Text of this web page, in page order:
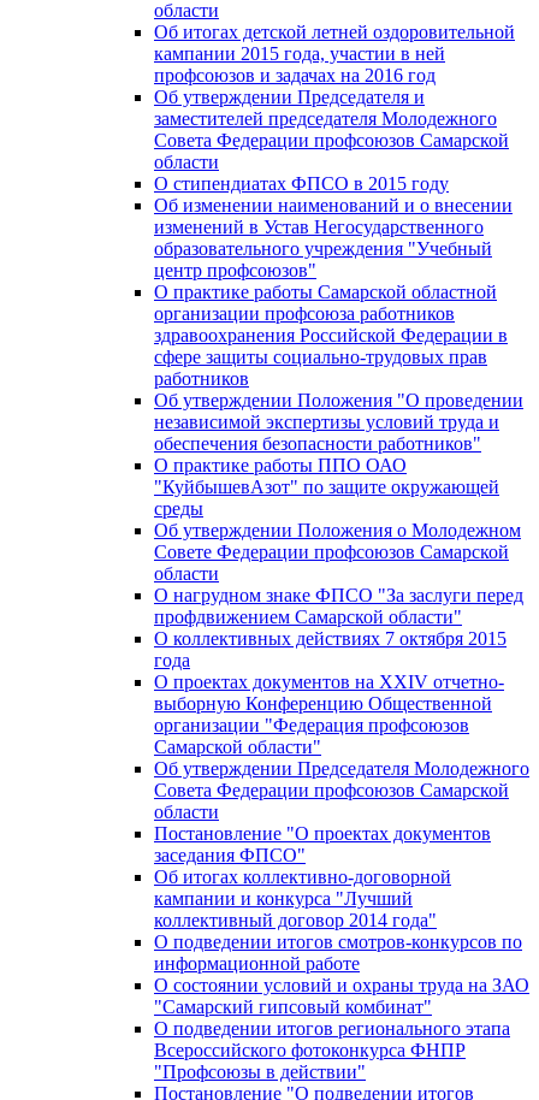
области
Об итогах детской летней оздоровительной
кампании 2015 года, участии в ней
профсоюзов и задачах на 2016 год
Об утверждении Председателя и
заместителей председателя Молодежного
Совета Федерации профсоюзов Самарской
области
О стипендиатах ФПСО в 2015 году
Об изменении наименований и о внесении
изменений в Устав Негосударственного
образовательного учреждения "Учебный
центр профсоюзов"
О практике работы Самарской областной
организации профсоюза работников
здравоохранения Российской Федерации в
сфере защиты социально-трудовых прав
работников
Об утверждении Положения "О проведении
независимой экспертизы условий труда и
обеспечения безопасности работников"
О практике работы ППО ОАО
"КуйбышевАзот" по защите окружающей
среды
Об утверждении Положения о Молодежном
Совете Федерации профсоюзов Самарской
области
О нагрудном знаке ФПСО "За заслуги перед
профдвижением Самарской области"
О коллективных действиях 7 октября 2015
года
О проектах документов на XXIV отчетно-
выборную Конференцию Общественной
организации "Федерация профсоюзов
Самарской области"
Об утверждении Председателя Молодежного
Совета Федерации профсоюзов Самарской
области
Постановление "О проектах документов
заседания ФПСО"
Об итогах коллективно-договорной
кампании и конкурса "Лучший
коллективный договор 2014 года"
О подведении итогов смотров-конкурсов по
информационной работе
О состоянии условий и охраны труда на ЗАО
"Самарский гипсовый комбинат"
О подведении итогов регионального этапа
Всероссийского фотоконкурса ФНПР
"Профсоюзы в действии"
Постановление "О подведении итогов